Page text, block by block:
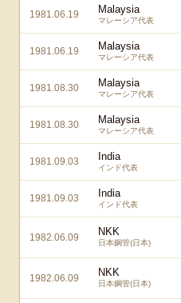
1981.06.19 Malaysia
マレーシア代表
1981.06.19 Malaysia
マレーシア代表
1981.08.30 Malaysia
マレーシア代表
1981.08.30 Malaysia
マレーシア代表
1981.09.03 India
インド代表
1981.09.03 India
インド代表
1982.06.09 NKK
日本鋼管(日本)
1982.06.09 NKK
日本鋼管(日本)